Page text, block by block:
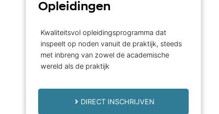
Opleidingen
Kwaliteitsvol opleidingsprogramma dat
inspeelt op noden vanuit de praktijk, steeds
met inbreng van zowel de academische
wereld als de praktijk
DIRECT INSCHRIJVEN